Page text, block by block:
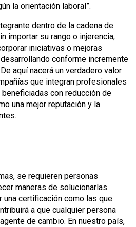
la orientación laboral”.
dentro de la cadena de
importar su rango o injerencia,
iniciativas o mejoras
conforme incremente
aquí nacerá un verdadero valor
que integran profesionales
con reducción de
una mejor reputación y la
se requieren personas
maneras de solucionarlas.
una certificación como las que
a que cualquier persona
de cambio. En nuestro país,